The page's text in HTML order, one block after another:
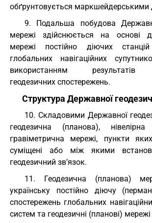
обґрунтовується маркшейдерськими
9. Подальша побудова
мережі здійснюється на основі
мережі постійно діючих станцій
глобальних навігаційних
використанням результатів
геодезичних спостережень.
Структура Державної
10. Складовими Державної
геодезична (планова),
гравіметрична мережі, пункти
суміщені або між якими
геодезичний зв’язок.
11. Геодезична (планова)
українську постійно діючу
спостережень глобальних
систем та геодезичні (планові) мережі